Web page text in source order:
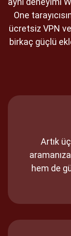
One
ücretsiz VPN
birkaç güçlü
Artık
hem de